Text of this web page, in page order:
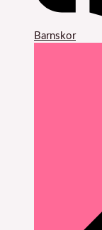
Barnskor